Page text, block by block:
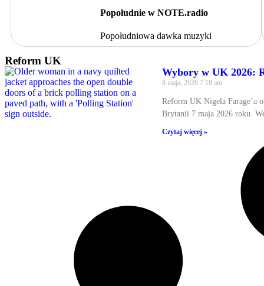
Popołudnie w NOTE.radio
Popołudniowa dawka muzyki
Reform UK
Wybory w UK 2026:
8 maja, 2026 7:18 am
Reform UK Nigela Farage’a
Brytanii 7 maja 2026 roku.
Czytaj więcej »